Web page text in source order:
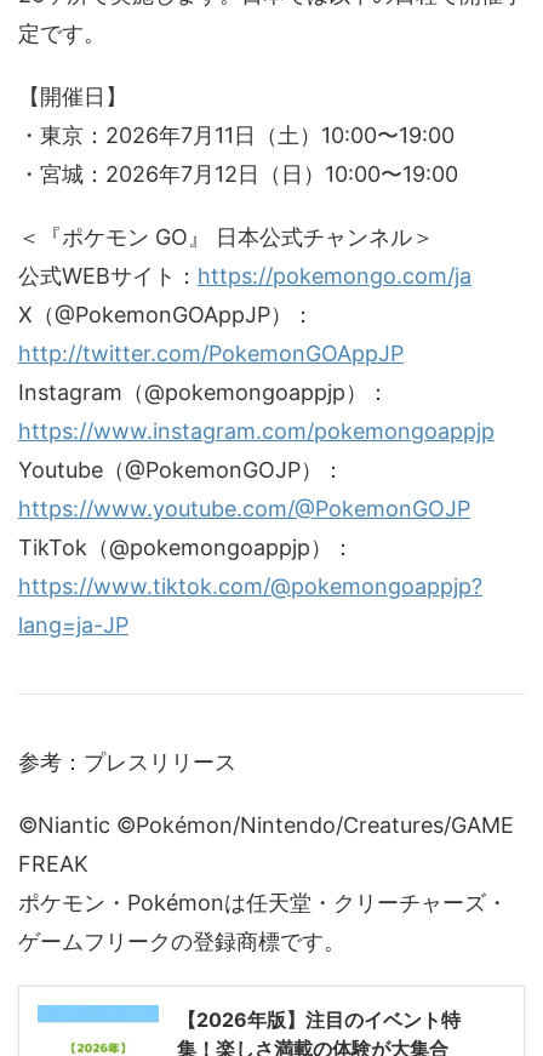
定です。
【開催日】
・東京：2026年7月11日（土）10:00〜19:00
・宮城：2026年7月12日（日）10:00〜19:00
＜『ポケモン GO』 日本公式チャンネル＞
公式WEBサイト： https://pokemongo.com/ja
X（@PokemonGOAppJP）：
http://twitter.com/PokemonGOAppJP
Instagram（@pokemongoappjp）：
https://www.instagram.com/pokemongoappjp
Youtube（@PokemonGOJP）：
https://www.youtube.com/@PokemonGOJP
TikTok（@pokemongoappjp）：
https://www.tiktok.com/@pokemongoappjp?
lang=ja-JP
参考：プレスリリース
©Niantic ©Pokémon/Nintendo/Creatures/GAME
FREAK
ポケモン・Pokémonは任天堂・クリーチャーズ・
ゲームフリークの登録商標です。
【2026年版】注目のイベント特
集！楽しさ満載の体験が大集合